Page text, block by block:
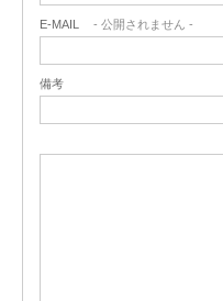
E-MAIL - 公開されません -
備考